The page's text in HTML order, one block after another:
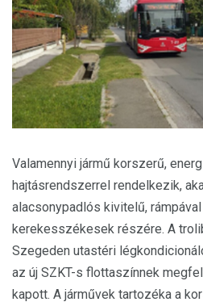
Valamennyi jármű korszerű,
hajtásrendszerrel rendelkezik,
alacsonypadlós kivitelű,
kerekesszékesek részére. A
Szegeden utastéri
az új SZKT-s flottaszínnek
kapott. A járművek tartozéka a